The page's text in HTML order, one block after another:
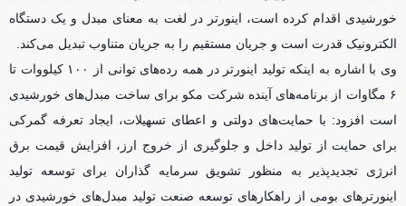
خورشیدی اقدام کرده است، اینورتر در لغت به معنای مبدل و یک دستگاه
الکترونیک قدرت است و جریان مستقیم را به جریان متناوب تبدیل می‌کند.
وی با اشاره به اینکه تولید اینورتر در همه رده‌های توانی از ۱۰۰ کیلووات تا
۶ مگاوات از برنامه‌های آینده شرکت مکو برای ساخت مبدل‌های خورشیدی
است افزود: با حمایت‌های دولتی و اعطای تسهیلات، ایجاد تعرفه گمرکی
برای حمایت از تولید داخل و جلوگیری از خروج ارز، افزایش قیمت برق
انرژی تجدیدپذیر به منظور تشویق سرمایه گذاران برای توسعه تولید
اینورتر‌های بومی از راهکار‌های توسعه صنعت تولید مبدل‌های خورشیدی در